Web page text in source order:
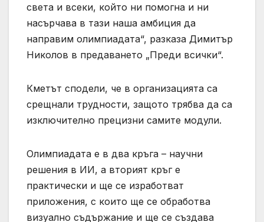
света и всеки, който ни помогна и ни
насърчава в тази наша амбиция да
направим олимпиадата“, разказа Димитър
Николов в предаването „Преди всички“.
Кметът сподели, че в организацията са
срещнали трудности, защото трябва да са
изключително прецизни самите модули.
Олимпиадата е в два кръга – научни
решения в ИИ, а вторият кръг е
практически и ще се изработват
приложения, с които ще се обработва
визуално съдържание и ще се създава